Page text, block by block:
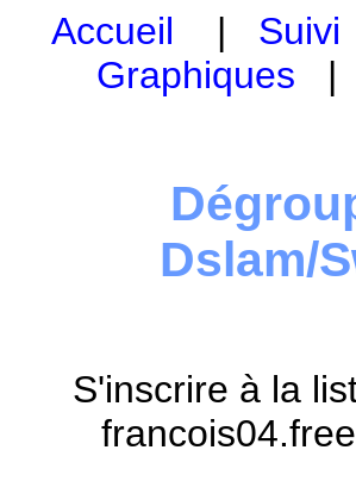
Accueil | Suivi
Graphiques |
Dslam/
S'inscrire à la